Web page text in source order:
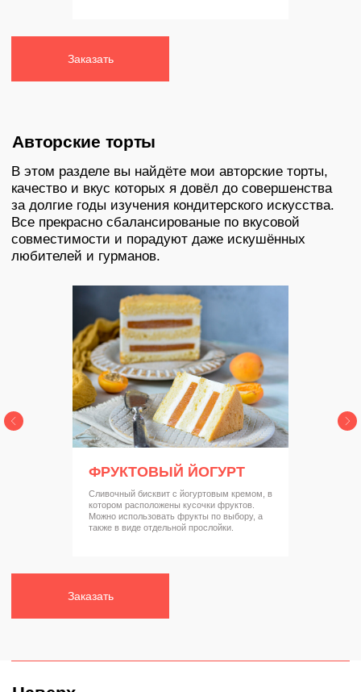
ФРУКТОВЫЙ ЙОГУРТ
Cливочный бисквит с йогуртовым кремом, в
котором расположены кусочки фруктов.
Можно использовать фрукты по выбору, а
также в виде отдельной прослойки.